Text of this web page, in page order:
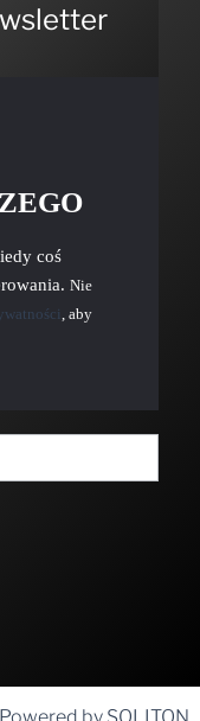
coś
Nie
, aby